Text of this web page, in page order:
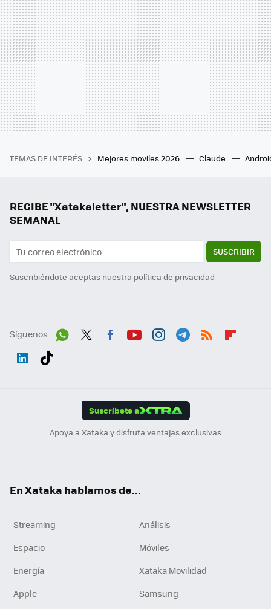
TEMAS DE INTERÉS Mejores moviles 2026 Claude
RECIBE "Xatakaletter", NUESTRA NEWSLETTER
SEMANAL
SUSCRIBIR
Suscribiéndote aceptas nuestra política de privacidad
Síguenos
Suscríbete a
Apoya a Xataka y disfruta ventajas exclusivas
En Xataka hablamos de...
Streaming
Análisis
Espacio
Móviles
Energía
Xataka Movilidad
Apple
Samsung